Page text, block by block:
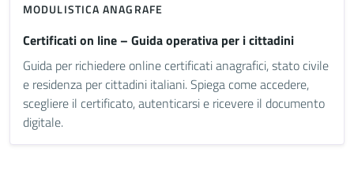
MODULISTICA ANAGRAFE
Certificati on line – Guida operativa per i cittadini
Guida per richiedere online certificati anagrafici, stato civile
e residenza per cittadini italiani. Spiega come accedere,
scegliere il certificato, autenticarsi e ricevere il documento
digitale.